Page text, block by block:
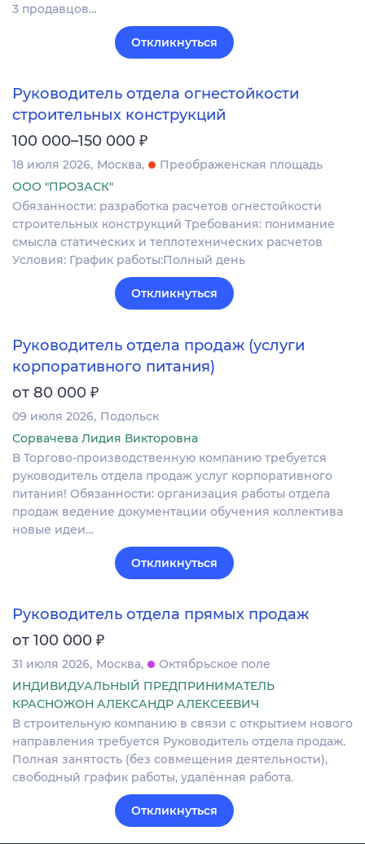
3 продавцов…
Откликнуться
Руководитель отдела огнестойкости
строительных конструкций
100 000–150 000 ₽
18 июля 2026 Москва
Преображенская площадь
ООО "ПРОЗАСК"
Обязанности: разработка расчетов огнестойкости
строительных конструкций Требования: понимание
смысла статических и теплотехнических расчетов
Условия: График работы:Полный день
Откликнуться
Руководитель отдела продаж (услуги
корпоративного питания)
от 80 000 ₽
09 июля 2026 Подольск
Сорвачева Лидия Викторовна
В Торгово-производственную компанию требуется
руководитель отдела продаж услуг корпоративного
питания! Обязанности: организация работы отдела
продаж ведение документации обучения коллектива
новые идеи…
Откликнуться
Руководитель отдела прямых продаж
от 100 000 ₽
31 июля 2026 Москва
Октябрьское поле
ИНДИВИДУАЛЬНЫЙ ПРЕДПРИНИМАТЕЛЬ
КРАСНОЖОН АЛЕКСАНДР АЛЕКСЕЕВИЧ
В строительную компанию в связи с открытием нового
направления требуется Руководитель отдела продаж.
Полная занятость (без совмещения деятельности),
свободный график работы, удалённая работа.
Откликнуться